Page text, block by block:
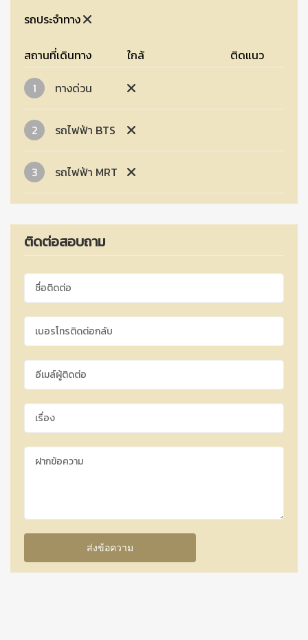
รถประจำทาง
สถานที่เดินทาง ใกล้
ติดแนว
1
ทางด่วน
2 รถไฟฟ้า BTS
3 รถไฟฟ้า MRT
ติดต่อสอบถาม